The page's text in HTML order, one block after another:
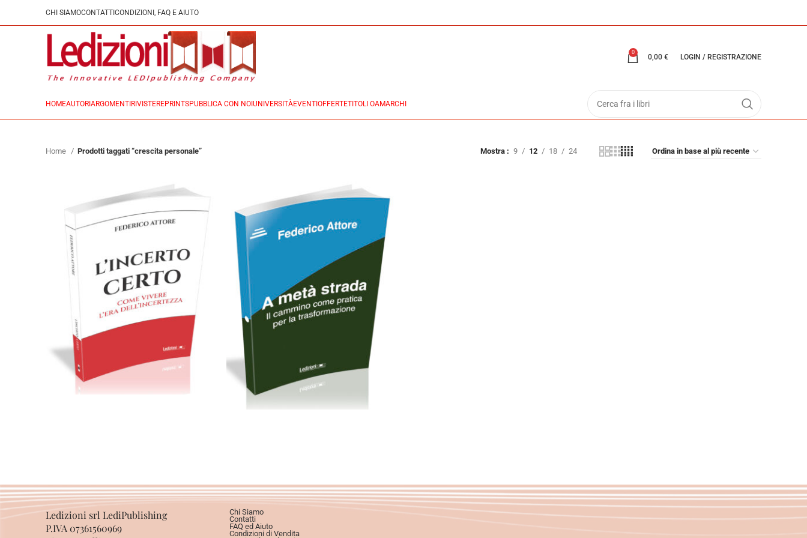
CHI SIAMOCONTATTI CONDIZIONI, FAQ E AIUTO
0
0,00 € LOGIN / REGISTRAZIONE
HOMEAUTORI ARGOMENTI RIVISTEREPRINTSPUBBLICA CON NOI UNIVERSITÀEVENTI OFFERTETITOLI OAMARCHI
Home Prodotti taggati “crescita personale” Mostra 9 12 18 24
CartaceoeBook in ePub
9,99€ 26,90€
Scegli
Cartaceo eBook in ePub
12,99€ 26,90€
Ledizioni srl LediPublishing
P.IVA 07361560969
Chi Siamo
Contatti
FAQ ed Aiuto
Condizioni di Vendita